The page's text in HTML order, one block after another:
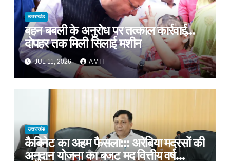
उत्तराखंड
बहन बबली के अनुरोध पर तत्काल कार्रवाई…
दोपहर तक मिली सिलाई मशीन
JUL 11, 2026 AMIT
उत्तराखंड
कैबिनेट का अहम फैसला::: अरेबिया मदरसों की
अनुदान योजना का बजट मद वित्तीय वर्ष